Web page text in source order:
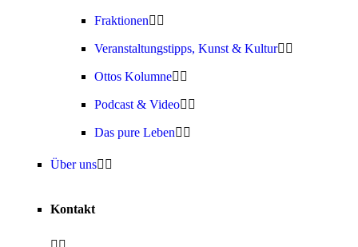
Fraktionen
Veranstaltungstipps, Kunst & Kultur
Ottos Kolumne
Podcast & Video
Das pure Leben
Über uns
Kontakt